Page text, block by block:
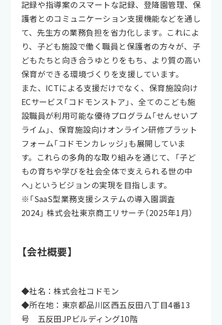
記録や指導案のスマートな記録、登降園管理、保
護者とのコミュニケーション支援機能などを通し
て、先生方の業務負担を省力化します。これによ
り、子ども施設で働く職員と保護者の方々が、子
どもたちと向き合うゆとりをもち、より質の高い
保育ができる環境づくりを支援しています。
また、ICTによる支援だけでなく、保育施設向け
ECサービス「コドモンストア」、全てのこども施
設職員が利用可能な優待プログラム「せんせいプ
ライム」、保育施設向けオンライン研修プラット
フォーム「コドモンカレッジ」も展開していま
す。これらの多角的な取り組みを通じて、「子ど
もの育ちや学びを社会全体で支えられる世の中
へ」というビジョンの実現を目指します。
※「SaaS型業務支援システムの導入園調査
2024」 株式会社東京商工リサーチ（2025年1月）
【会社概要】
◆社名：株式会社コドモン
◆所在地：東京都品川区西五反田八丁目4番13
号 五反田JPビルディング10階